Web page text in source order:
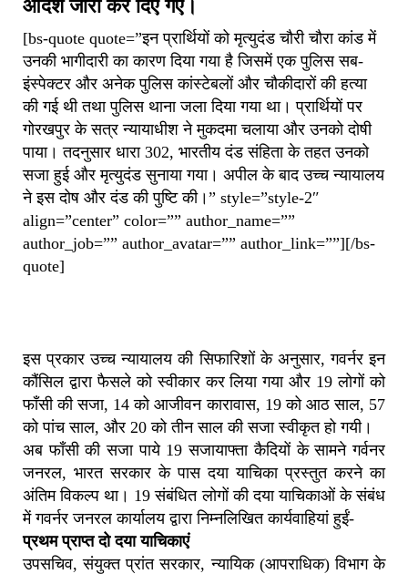
आदेश जारी कर दिए गए।
[bs-quote quote=”इन प्रार्थियों को मृत्युदंड चौरी चौरा कांड में
उनकी भागीदारी का कारण दिया गया है जिसमें एक पुलिस सब-
इंस्पेक्टर और अनेक पुलिस कांस्टेबलों और चौकीदारों की हत्या
की गई थी तथा पुलिस थाना जला दिया गया था। प्रार्थियों पर
गोरखपुर के सत्र न्यायाधीश ने मुकदमा चलाया और उनको दोषी
पाया। तदनुसार धारा 302, भारतीय दंड संहिता के तहत उनको
सजा हुई और मृत्युदंड सुनाया गया। अपील के बाद उच्च न्यायालय
ने इस दोष और दंड की पुष्टि की।” style=”style-2″
align=”center” color=”” author_name=””
author_job=”” author_avatar=”” author_link=””][/bs-
quote]
इस प्रकार उच्च न्यायालय की सिफारिशों के अनुसार, गवर्नर इन
कौंसिल द्वारा फैसले को स्वीकार कर लिया गया और 19 लोगों को
फाँसी की सजा, 14 को आजीवन कारावास, 19 को आठ साल, 57
को पांच साल, और 20 को तीन साल की सजा स्वीकृत हो गयी।
अब फाँसी की सजा पाये 19 सजायाफ्ता कैदियों के सामने गर्वनर
जनरल, भारत सरकार के पास दया याचिका प्रस्तुत करने का
अंतिम विकल्प था। 19 संबंधित लोगों की दया याचिकाओं के संबंध
में गवर्नर जनरल कार्यालय द्वारा निम्नलिखित कार्यवाहियां हुईं-
प्रथम प्राप्त दो दया याचिकाएं
उपसचिव, संयुक्त प्रांत सरकार, न्यायिक (आपराधिक) विभाग के